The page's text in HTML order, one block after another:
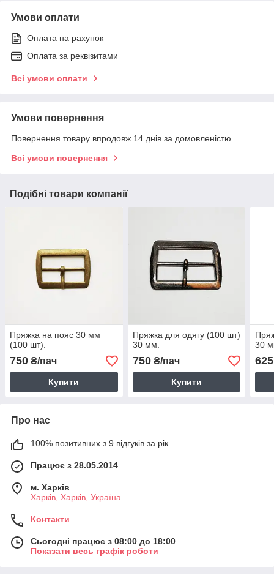
Умови оплати
Оплата на рахунок
Оплата за реквізитами
Всі умови оплати
Умови повернення
Повернення товару впродовж 14 днів за домовленістю
Всі умови повернення
Подібні товари компанії
Пряжка на пояс 30 мм
(100 шт).
750 ₴/пач
Купити
Пряжка для одягу (100 шт)
30 мм.
750₴/пач
Купити
30
625
Про нас
100% позитивних з 9 відгуків за рік
Працює з 28.05.2014
м. Харків
Харків, Харків, Україна
Контакти
Сьогодні працює з 08:00 до 18:00
Показати весь графік роботи